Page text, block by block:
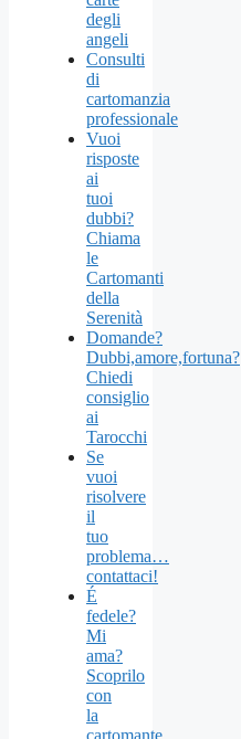
degli
angeli
Consulti
di
cartomanzia
professionale
Vuoi
risposte
ai
tuoi
dubbi?
Chiama
le
Cartomanti
della
Serenità
Domande?
Dubbi,amore,fortuna?
Chiedi
consiglio
ai
Tarocchi
Se
vuoi
risolvere
il
tuo
problema…
contattaci!
É
fedele?
Mi
ama?
Scoprilo
con
la